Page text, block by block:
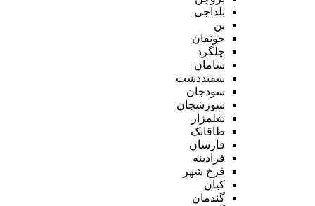
بلداجی
بن
جونقان
چلگرد
سامان
سفیددشت
سودجان
سورشجان
شلمزار
طاقانک
فارسان
فرادبنه
فرخ شهر
کیان
گندمان